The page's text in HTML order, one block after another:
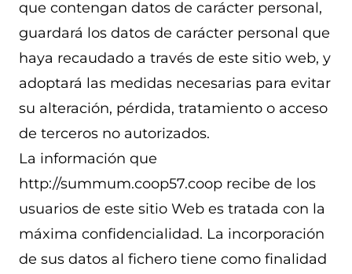
que contengan datos de carácter personal,
guardará los datos de carácter personal que
haya recaudado a través de este sitio web, y
adoptará las medidas necesarias para evitar
su alteración, pérdida, tratamiento o acceso
de terceros no autorizados.
La información que
http://summum.coop57.coop recibe de los
usuarios de este sitio Web es tratada con la
máxima confidencialidad. La incorporación
de sus datos al fichero tiene como finalidad